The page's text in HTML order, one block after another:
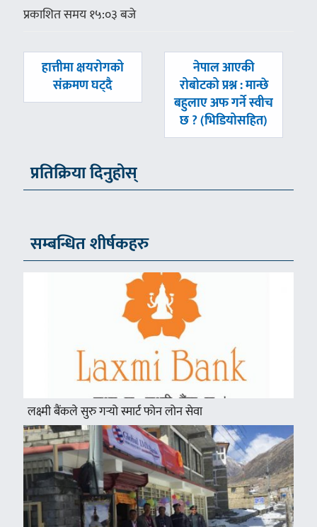
प्रकाशित समय १५:०३ बजे
पछिल्लाे
हात्तीमा क्षयरोगको
संक्रमण घट्दै
अघिल्लाे
-
नेपाल आएकी
रोबोटको प्रश्न : मान्छे
बहुलाए अफ गर्ने स्वीच
छ ? (भिडियोसहित)
प्रतिक्रिया दिनुहोस्
सम्बन्धित शीर्षकहरु
लक्ष्मी बैंकले सुरु गर्‍यो स्मार्ट फोन लोन सेवा